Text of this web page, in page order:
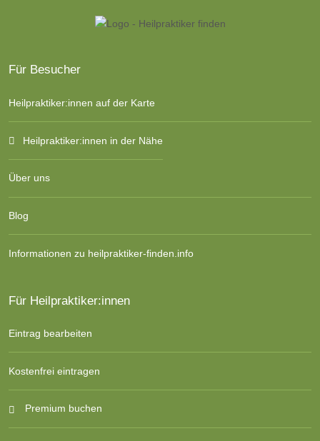
Für Besucher
Heilpraktiker:innen auf der Karte
Heilpraktiker:innen in der Nähe
Über uns
Blog
Informationen zu heilpraktiker-finden.info
Für Heilpraktiker:innen
Eintrag bearbeiten
Kostenfrei eintragen
Premium buchen